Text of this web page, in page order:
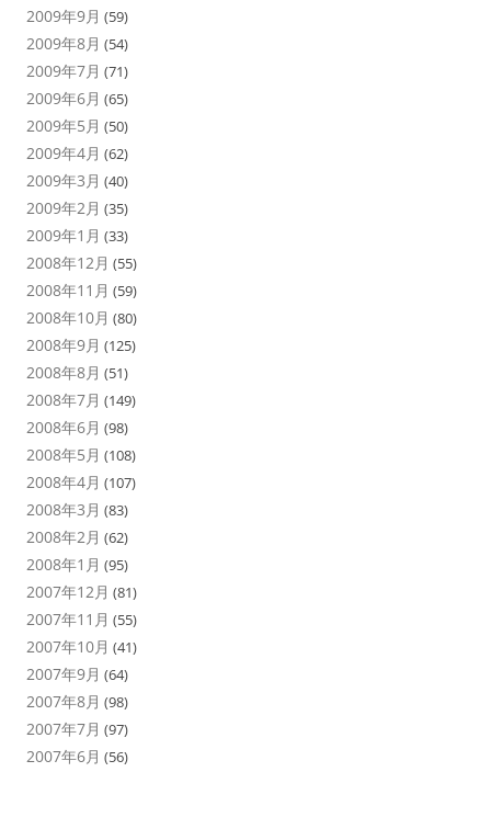
2009年9月 (59)
2009年8月 (54)
2009年7月 (71)
2009年6月 (65)
2009年5月 (50)
2009年4月 (62)
2009年3月 (40)
2009年2月 (35)
2009年1月 (33)
2008年12月 (55)
2008年11月 (59)
2008年10月 (80)
2008年9月 (125)
2008年8月 (51)
2008年7月 (149)
2008年6月 (98)
2008年5月 (108)
2008年4月 (107)
2008年3月 (83)
2008年2月 (62)
2008年1月 (95)
2007年12月 (81)
2007年11月 (55)
2007年10月 (41)
2007年9月 (64)
2007年8月 (98)
2007年7月 (97)
2007年6月 (56)